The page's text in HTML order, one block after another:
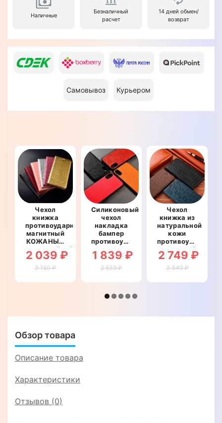
Наличные
Безналичный
расчет
14 дней обмен/
возврат
Самовывоз Курьером
Чехол
книжка
противоударный
магнитный
КОЖАНЫЙ
влагостойкий
для
OnePlus
"GOLDAX"
2 039 ₽
3 150 ₽
Силиконовый
чехол
накладка
бампер
противоударный
со
вставкой
из
кожи для
Nord
1 839 ₽
2 539 ₽
Чехол
книжка из
натуральной
кожи
противоударный
магнитный
для
OnePlus
"LINEARIS"
2 749 ₽
3 349 ₽
Обзор товара
Описание товара
Характеристики
Отзывов (0)